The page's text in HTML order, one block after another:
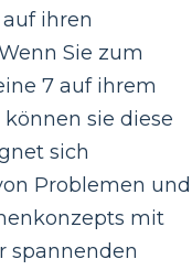
ihren
Sie zum
7 auf ihrem
können sie diese
sich
Problemen und
mit
spannenden